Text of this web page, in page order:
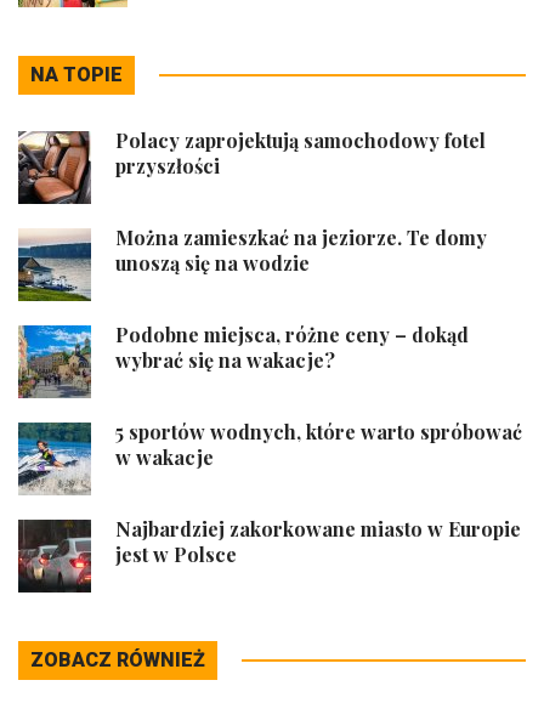
NA TOPIE
Polacy zaprojektują samochodowy fotel
przyszłości
Można zamieszkać na jeziorze. Te domy
unoszą się na wodzie
Podobne miejsca, różne ceny – dokąd
wybrać się na wakacje?
5 sportów wodnych, które warto spróbować
w wakacje
Najbardziej zakorkowane miasto w Europie
jest w Polsce
ZOBACZ RÓWNIEŻ